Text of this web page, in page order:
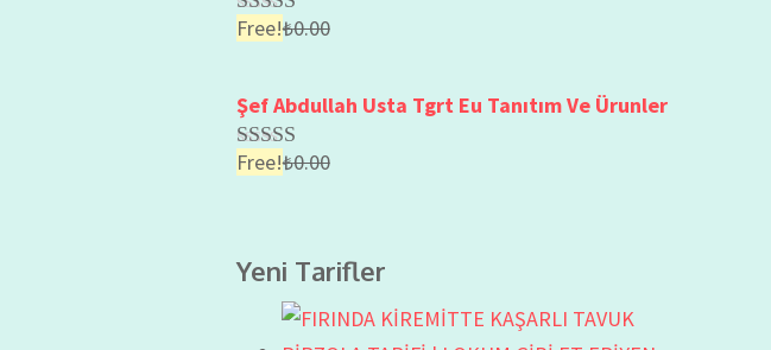
Rated
5
Free!₺0.00
Şef Abdullah Usta Tgrt Eu Tanıtım Ve Ürunler
Rated
Free!₺0.00
Yeni Tarifler